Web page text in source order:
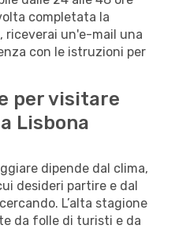
completata la
riceverai un'e-mail una
con le istruzioni per
per visitare
Lisbona
dipende dal clima,
desideri partire e dal
L’alta stagione
da folle di turisti e da